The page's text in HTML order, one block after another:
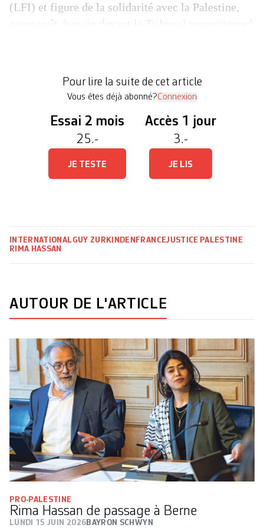
(LFI) et figure de la solidarité avec la Palestine,
Paris d’«apologie du […]
Pour lire la suite de cet article
Vous êtes déjà abonné?Connexion
Essai 2 mois
25.-
JE TESTE
Accès 1 jour
3.-
JE LIS
INTERNATIONAL GUY ZURKINDEN FRANCEJUSTICE PALESTINE
RIMA HASSAN
AUTOUR DE L'ARTICLE
PRO-PALESTINE
Rima Hassan de passage à Berne
LUNDI 15 JUIN 2026 BAYRON SCHWYN